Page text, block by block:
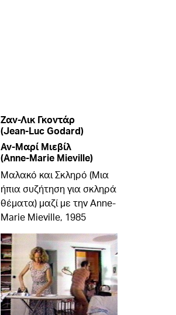
Ζαν-Λικ Γκοντάρ
(Jean-Luc Godard)
Αν-Μαρί Μιεβίλ
(Anne-Marie Mieville)
Μαλακό και Σκληρό (Μια
ήπια συζήτηση για σκληρά
θέματα) μαζί με την Anne-
Marie Mieville, 1985